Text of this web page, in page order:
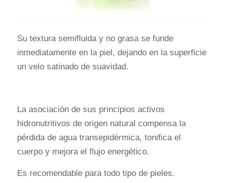
Su textura semifluida y no grasa se funde
inmediatamente en la piel, dejando en la superficie
un velo satinado de suavidad.
La asociación de sus principios activos
hidronutritivos de origen natural compensa la
pérdida de agua transepidérmica, tonifica el
cuerpo y mejora el flujo energético.
Es recomendable para todo tipo de pieles.